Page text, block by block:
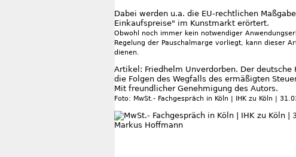
Dabei werden u.a. die EU-rechtlichen
Einkaufspreise" im Kunstmarkt erörtert.
Obwohl noch immer kein notwendiger
Regelung der Pauschalmarge vorliegt, kann dieser
dienen.
Artikel: Friedhelm Unverdorben. Der
die Folgen des Wegfalls des ermäßigten
Mit freundlicher Genehmigung des Autors.
Foto: MwSt.- Fachgespräch in Köln | IHK zu Köln |